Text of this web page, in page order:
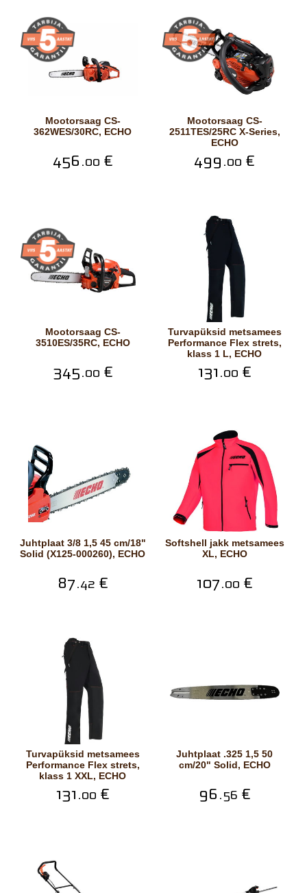
Mootorsaag CS-
362WES/30RC, ECHO
456.00 €
Mootorsaag CS-
2511TES/25RC X-Series,
ECHO
499.00 €
Mootorsaag CS-
3510ES/35RC, ECHO
345.00 €
Turvapüksid metsamees
Performance Flex strets,
klass 1 L, ECHO
131.00 €
Juhtplaat 3/8 1,5 45 cm/18"
Solid (X125-000260), ECHO
87.42 €
Softshell jakk metsamees
XL, ECHO
107.00 €
Turvapüksid metsamees
Performance Flex strets,
klass 1 XXL, ECHO
131.00 €
Juhtplaat .325 1,5 50
cm/20" Solid, ECHO
96.56 €